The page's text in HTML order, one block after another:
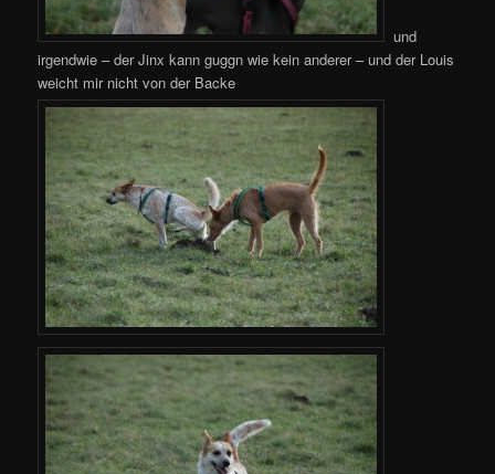
und
irgendwie – der Jinx kann guggn wie kein anderer – und der Louis
weicht mir nicht von der Backe